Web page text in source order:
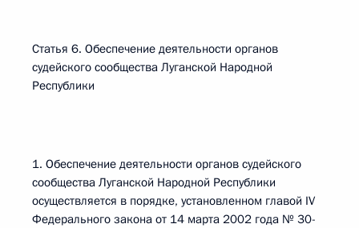
Статья 6. Обеспечение деятельности органов
судейского сообщества Луганской Народной
Республики
1. Обеспечение деятельности органов судейского
сообщества Луганской Народной Республики
осуществляется в порядке, установленном главой IV
Федерального закона от 14 марта 2002 года № 30-